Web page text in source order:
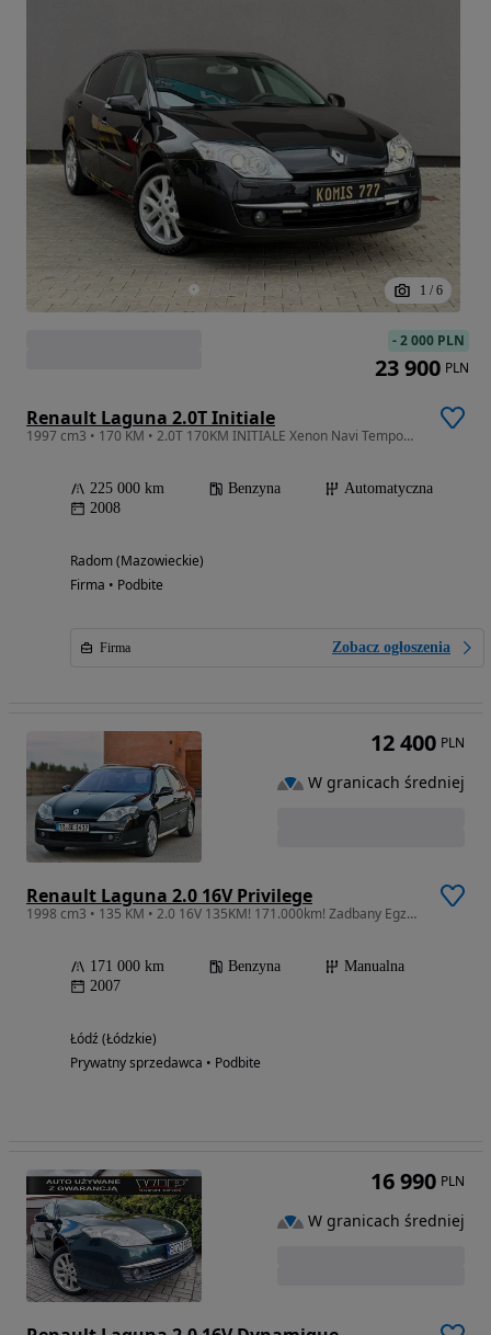
1 / 6
Renault Laguna 2.0T Initiale
1997 cm3 • 170 KM • 2.0T 170KM INITIALE Xenon Navi Tempomat Parktronic Klima Skóra Serwis
225 000 km Benzyna
Automatyczna
2008
Radom (Mazowieckie)
Firma • Podbite
Firma Zobacz ogłoszenia
-2 000 PLN
23 900 PLN
Renault Laguna 2.0 16V Privilege
1998 cm3 • 135 KM • 2.0 16V 135KM! 171.000km! Zadbany Egzemplarz!
171 000 km Benzyna
Manualna
2007
Łódź (Łódzkie)
Prywatny sprzedawca • Podbite
12 400 PLN
W granicach średniej
16 990 PLN
W granicach średniej